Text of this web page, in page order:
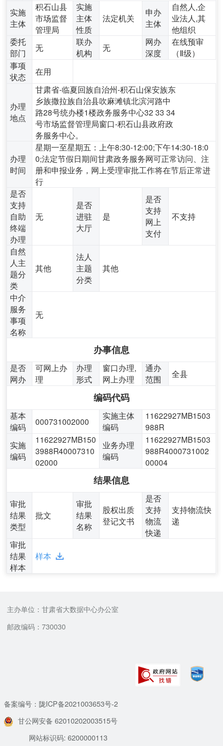
实施
主体
积石山县
市场监督
管理局
实施
主体
性质
法定机关
申办
主体
自然人,企
业法人,其
他组织
委托
部门
无
联办
机构
无
网办
深度
在线预审
（Ⅱ级）
事项
状态
在用
办理
地点
甘肃省-临夏回族自治州-积石山保安族东
乡族撒拉族自治县吹麻滩镇北滨河路中
路28号统办楼1楼政务服务中心32 33 34
号市场监督管理局窗口-积石山县政府政
务服务中心。
办理
时间
星期一至星期五：上午8:30-12:00;下午14:30-18:0
0;法定节假日期间甘肃政务服务网可正常访问、注
册和申报业务，网上受理审批工作将在节后正常进
行
是否
支持
自助
终端
办理
无
是否
进驻
大厅
是
是否
支持
网上
支付
不支持
自然
人主
题分
类
其他
法人
主题
分类
其他
中介
服务
事项
名称
无
办事信息
是否
网办
可网上办
理
办理
形式
窗口办理,
网上办理
通办
范围
全县
编码代码
基本
编码
000731002000
实施主体
编码
11622927MB1503
988R
实施
编码
11622927MB150
3988R40007310
02000
业务办理
编码
11622927MB1503
988R4000731002
00004
结果信息
审批
结果
类型
批文
审批
结果
名称
股权出质
登记文书
是否
支持
物流
快递
支持物流快
递
审批
结果
样本
样本
主办单位：甘肃省大数据中心办公室
邮政编码：730030
备案编号：陇ICP备2021003653号-2
甘公网安备 62010202003515号
网站标识码: 6200000113